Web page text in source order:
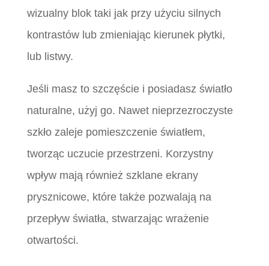
wizualny blok taki jak przy użyciu silnych
kontrastów lub zmieniając kierunek płytki,
lub listwy.
Jeśli masz to szczęście i posiadasz światło
naturalne, użyj go. Nawet nieprzezroczyste
szkło zaleje pomieszczenie światłem,
tworząc uczucie przestrzeni. Korzystny
wpływ mają również szklane ekrany
prysznicowe, które także pozwalają na
przepływ światła, stwarzając wrażenie
otwartości.